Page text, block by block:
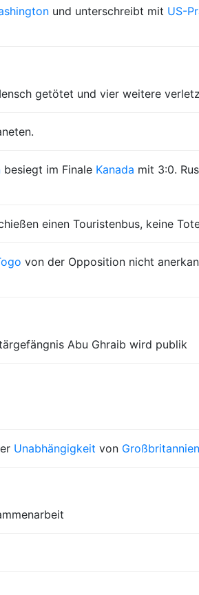
und unterschreibt mit US-
getötet und vier weitere
besiegt im Finale Kanada mit 3:0.
einen Touristenbus, keine
von der Opposition nicht
Abu Ghraib wird publik
Unabhängigkeit von Großbritannien